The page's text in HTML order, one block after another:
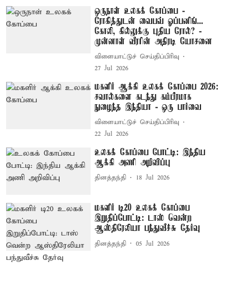
ஒருநாள் உலகக் கோப்பை -
ரோகித்துடன் வைபவ் ஓப்பனிங்...
கோலி, கில்லுக்கு புதிய ரோல்? -
முன்னாள் வீரரின் அதிரடி யோசனை
விளையாட்டுச் செய்திப்பிரிவு
27 Jul 2026
மகளிர் ஆக்கி உலகக் கோப்பை 2026:
சவால்களை கடந்து கம்பீரமாக
நுழைந்த இந்தியா - ஒரு பார்வை
விளையாட்டுச் செய்திப்பிரிவு
22 Jul 2026
உலகக் கோப்பை போட்டி: இந்திய
ஆக்கி அணி அறிவிப்பு
தினத்தந்தி 18 Jul 2026
மகளிர் டி20 உலகக் கோப்பை
இறுதிப்போட்டி: டாஸ் வென்ற
ஆஸ்திரேலியா பந்துவீச்சு தேர்வு
தினத்தந்தி 05 Jul 2026